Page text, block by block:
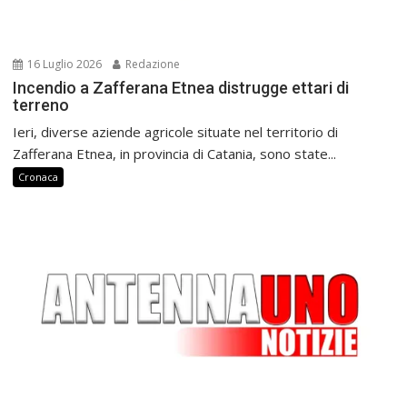
16 Luglio 2026 Redazione
Incendio a Zafferana Etnea distrugge ettari di
terreno
Ieri, diverse aziende agricole situate nel territorio di
Zafferana Etnea, in provincia di Catania, sono state...
Cronaca